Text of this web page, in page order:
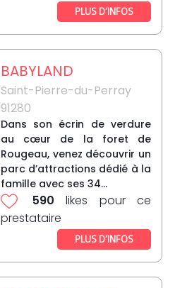
PLUS D’INFOS
BABYLAND
Saint-Pierre-du-Perray
91280
Dans son écrin de verdure
au cœur de la foret de
Rougeau, venez découvrir un
parc d’attractions dédié à la
famille avec ses 34...
590 likes pour ce
prestataire
PLUS D’INFOS